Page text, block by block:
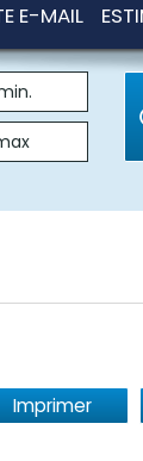
E-MAIL
Imprimer